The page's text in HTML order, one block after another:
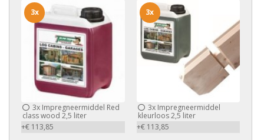
3x Impregneermiddel Red
class wood 2,5 liter
+€ 113,85
3x
3xImpregneermiddel
kleurloos 2,5 liter
+€ 113,85
3x